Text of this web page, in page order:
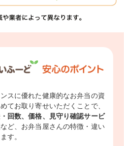
スに優れた健康的なお弁当の資
てお取り寄せいただくことで、
回数、価格、見守り確認サービ
など、お弁当屋さんの特徴・違い
す。